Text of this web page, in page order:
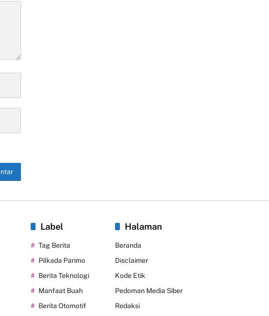
Label
Tag Berita
Pilkada Parimo
Berita Teknologi
Manfaat Buah
Berita Otomotif
Halaman
Beranda
Disclaimer
Kode Etik
Pedoman Media Siber
Redaksi